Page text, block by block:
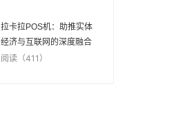
拉卡拉POS机：助推实体
经济与互联网的深度融合
阅读（411）